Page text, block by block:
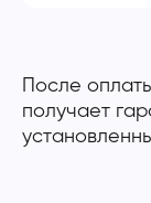
После
получает